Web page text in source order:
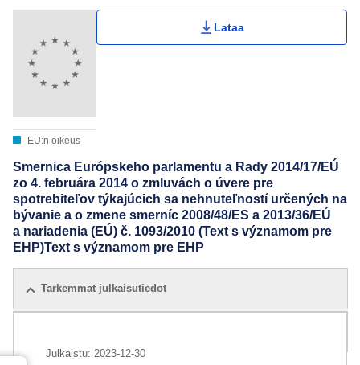
EU:n oikeus
Lataa
Smernica Európskeho parlamentu a Rady 2014/17/EÚ
zo 4. februára 2014 o zmluvách o úvere pre
spotrebiteľov týkajúcich sa nehnuteľností určených na
bývanie a o zmene smerníc 2008/48/ES a 2013/36/EÚ
a nariadenia (EÚ) č. 1093/2010 (Text s významom pre
EHP)Text s významom pre EHP
Tarkemmat julkaisutiedot
Julkaistu: 2023-12-30